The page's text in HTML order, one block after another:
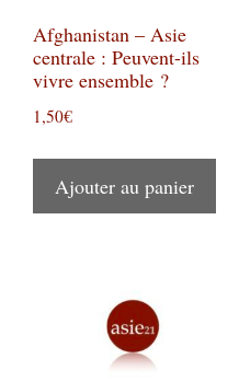
Afghanistan – Asie
centrale : Peuvent-ils
vivre ensemble ?
1,50€
Ajouter au panier